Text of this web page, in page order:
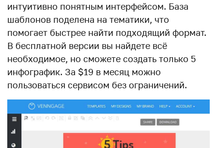
интуитивно понятным интерфейсом. База
шаблонов поделена на тематики, что
помогает быстрее найти подходящий формат.
В бесплатной версии вы найдете всё
необходимое, но сможете создать только 5
инфографик. За $19 в месяц можно
пользоваться сервисом без ограничений.